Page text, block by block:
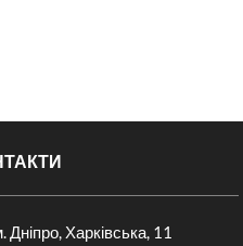
Дніпро, Харківська, 11